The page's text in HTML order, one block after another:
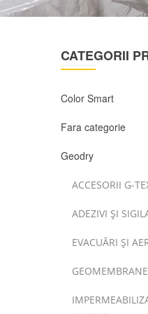
CATEGORII
Color Smart
Fara categorie
Geodry
ACCESORII G-
ADEZIVI ȘI
EVACUĂRI ȘI